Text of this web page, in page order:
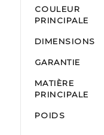
COULEUR
PRINCIPALE
DIMENSIONS
GARANTIE
MATIÈRE
PRINCIPALE
POIDS